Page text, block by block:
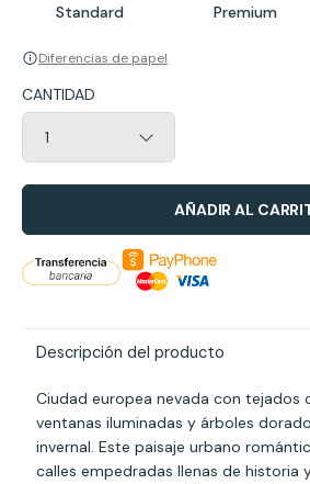
Standard
Premium
Diferencias de papel
CANTIDAD
AÑADIR AL
Descripción del producto
Ciudad europea nevada con tejados
ventanas iluminadas y árboles
invernal. Este paisaje urbano
calles empedradas llenas de historia